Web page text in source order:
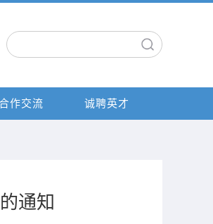
合作交流 诚聘英才
通知